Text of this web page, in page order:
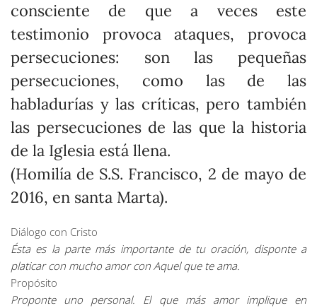
consciente de que a veces este
testimonio provoca ataques, provoca
persecuciones: son las pequeñas
persecuciones, como las de las
habladurías y las críticas, pero también
las persecuciones de las que la historia
de la Iglesia está llena.
(Homilía de S.S. Francisco, 2 de mayo de
2016, en santa Marta).
Diálogo con Cristo
Ésta es la parte más importante de tu oración, disponte a
platicar con mucho amor con Aquel que te ama.
Propósito
Proponte uno personal. El que más amor implique en